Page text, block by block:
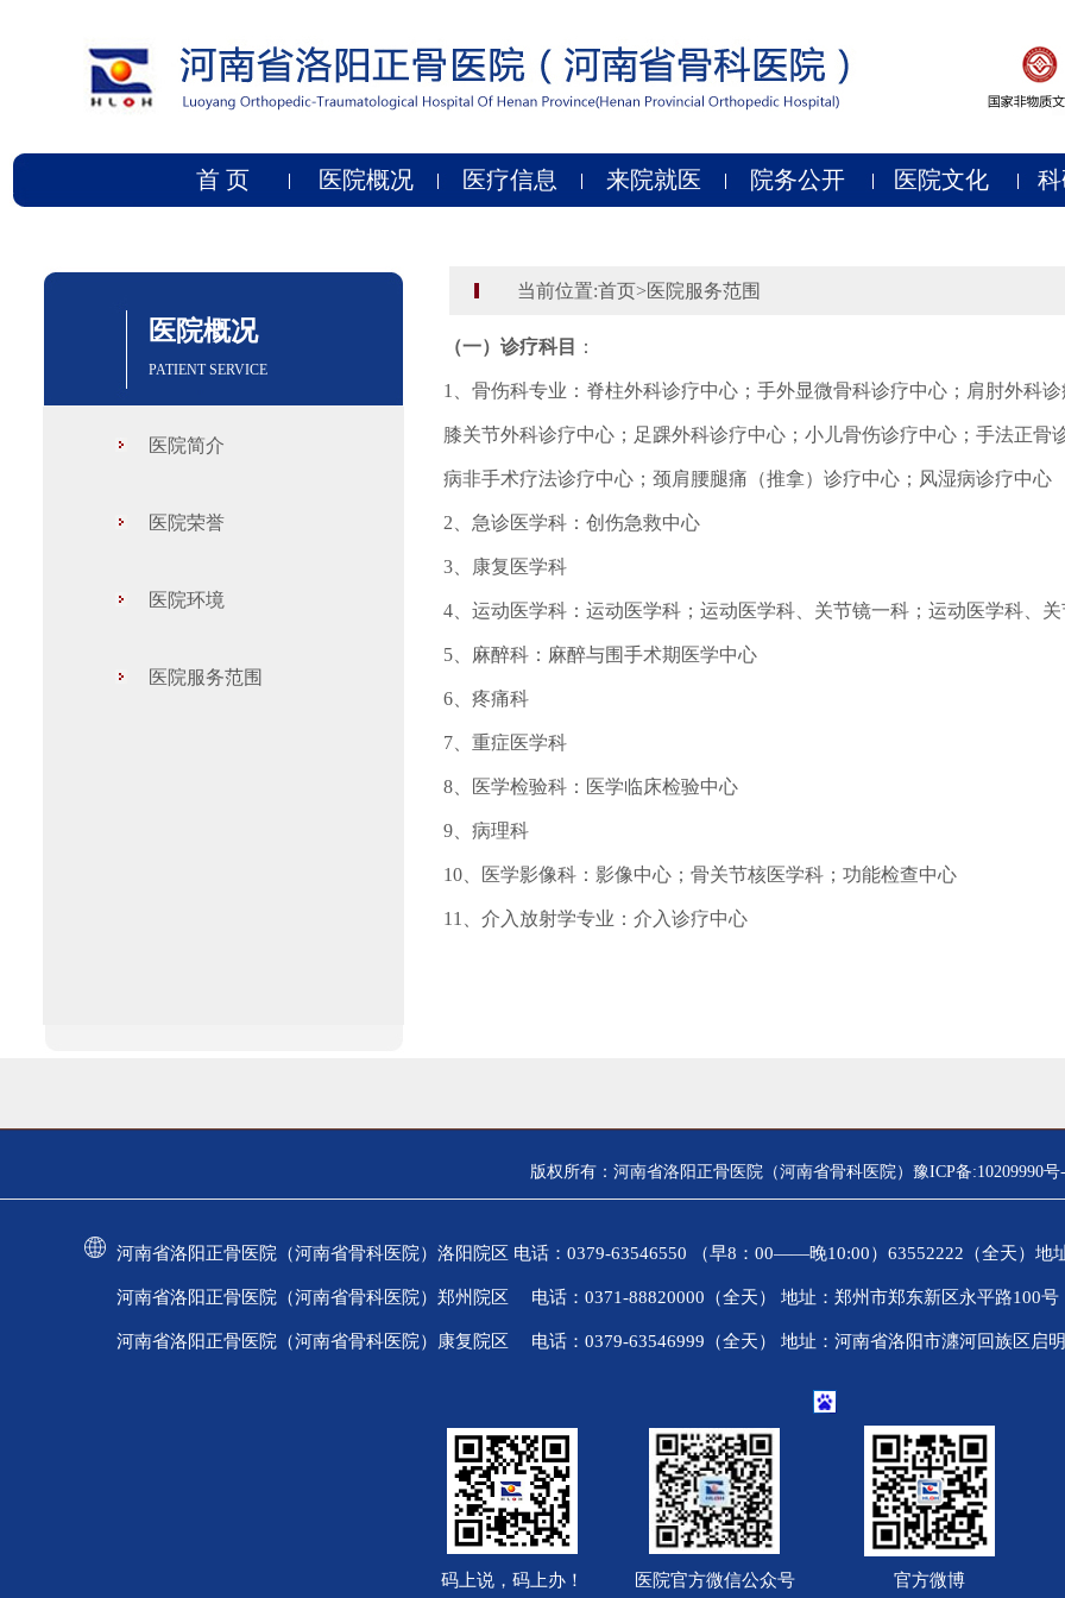
首 页 医院概况 医疗信息 来院就医 院务公开 医院文化
医院概况
PATIENT SERVICE
医院简介
医院荣誉
医院环境
医院服务范围
当前位置:首页>医院服务范围
（一）诊疗科目 ：
1、骨伤科专业：脊柱外科诊疗中心；手外显微骨科诊疗中心；肩肘外科
膝关节外科诊疗中心；足踝外科诊疗中心；小儿骨伤诊疗中心；手法正
病非手术疗法诊疗中心；颈肩腰腿痛（推拿）诊疗中心；风湿病诊疗中心
2、急诊医学科：创伤急救中心
3、康复医学科
4、运动医学科：运动医学科；运动医学科、关节镜一科；运动医学科、
5、麻醉科：麻醉与围手术期医学中心
6、疼痛科
7、重症医学科
8、医学检验科：医学临床检验中心
9、病理科
10、医学影像科：影像中心；骨关节核医学科；功能检查中心
11、介入放射学专业：介入诊疗中心
版权所有：河南省洛阳正骨医院（河南省骨科医院）豫ICP备:10209990号
河南省洛阳正骨医院（河南省骨科医院）洛阳院区 电话：0379-63546550 （早8：00——晚10:00）63552222（全天）地
河南省洛阳正骨医院（河南省骨科医院）郑州院区 电话：0371-88820000（全天） 地址：郑州市郑东新区永平路100
河南省洛阳正骨医院（河南省骨科医院）康复院区 电话：0379-63546999（全天） 地址：河南省洛阳市瀍河回族区启
码上说，码上办！ 医院官方微信公众号 官方微博